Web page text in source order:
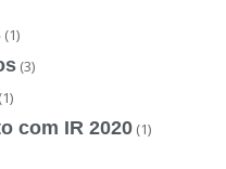
(1)
(3)
(1)
com IR 2020 (1)